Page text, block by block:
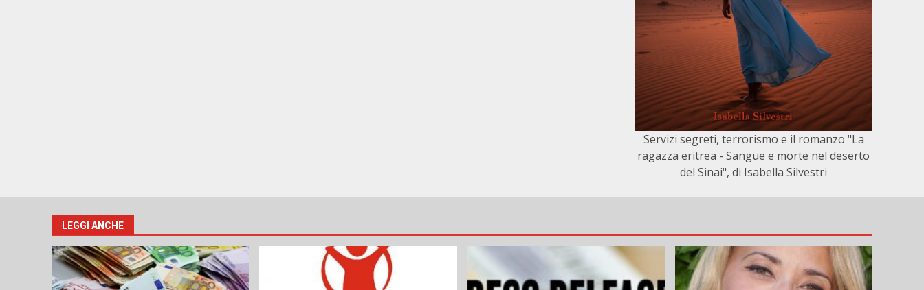
Servizi segreti, terrorismo e il romanzo "La
ragazza eritrea - Sangue e morte nel deserto
del Sinai", di Isabella Silvestri
LEGGI ANCHE